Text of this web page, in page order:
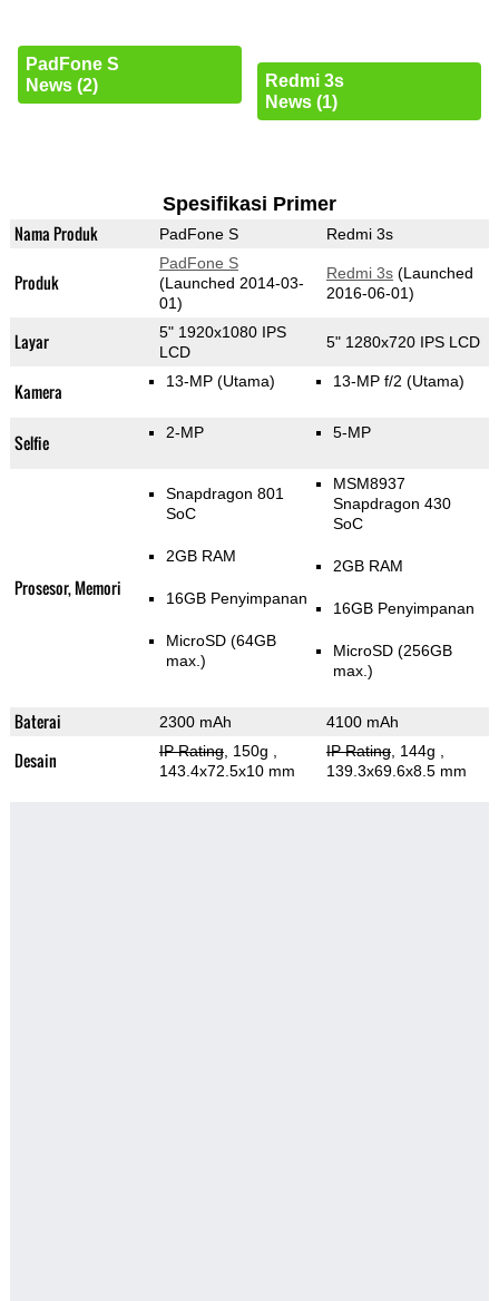
PadFone S
News (2)
Redmi 3s
News (1)
Spesifikasi Primer
Nama Produk PadFone S Redmi 3s
Produk
PadFone S
(Launched 2014-03-
01)
Redmi 3s(Launched
2016-06-01)
Layar
5" 1920x1080 IPS
LCD
5" 1280x720 IPS LCD
Kamera 13-MP (Utama) 13-MP f/2 (Utama)
Selfie 2-MP 5-MP
Prosesor, Memori
Snapdragon 801
SoC
2GB RAM
16GB Penyimpanan
MicroSD (64GB
max.)
MSM8937
Snapdragon 430
SoC
2GB RAM
16GB Penyimpanan
MicroSD (256GB
max.)
Baterai 2300 mAh 4100 mAh
Desain IP Rating, 150g
143.4x72.5x10 mm
IP Rating, 144g
139.3x69.6x8.5 mm